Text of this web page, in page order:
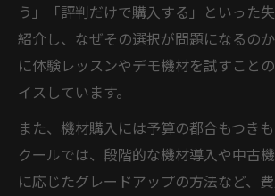
う」「評判だけで購入する」といった
紹介し、なぜその選択が問題になるの
に体験レッスンやデモ機材を試すこと
イスしています。
また、機材購入には予算の都合もつき
クールでは、段階的な機材導入や中古
に応じたグレードアップの方法など、